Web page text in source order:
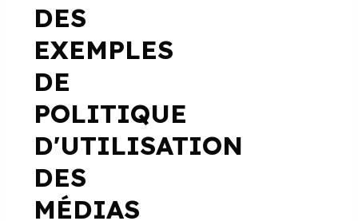
DES
EXEMPLES
DE
POLITIQUE
D'UTILISATION
DES
MÉDIAS